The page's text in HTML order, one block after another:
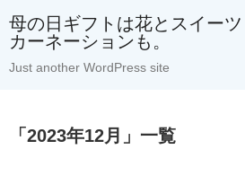
母の日ギフトは花とスイー
カーネーションも。
Just another WordPress site
「 2023年12月 」 一覧